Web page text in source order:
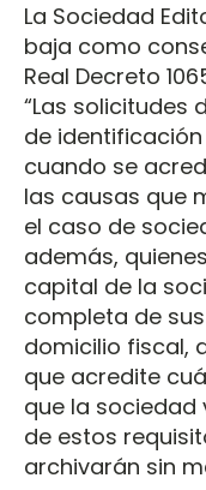
La Sociedad
baja como
Real Decreto
“Las solicitudes
de
cuando se
las causas que
el caso de
además,
capital de la
completa de
domicilio fiscal,
que acredite
que la sociedad
de estos
archivarán sin